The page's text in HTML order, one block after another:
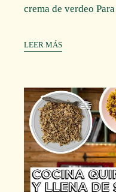
crema de verdeo
LEER MÁS